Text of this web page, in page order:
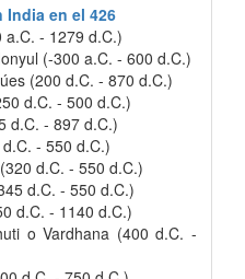
India en el 426
a.C. - 1279 d.C.)
(-300 a.C. - 600 d.C.)
(200 d.C. - 870 d.C.)
d.C. - 500 d.C.)
d.C. - 897 d.C.)
- 550 d.C.)
d.C. - 550 d.C.)
d.C. - 550 d.C.)
d.C. - 1140 d.C.)
o Vardhana (400 d.C. -